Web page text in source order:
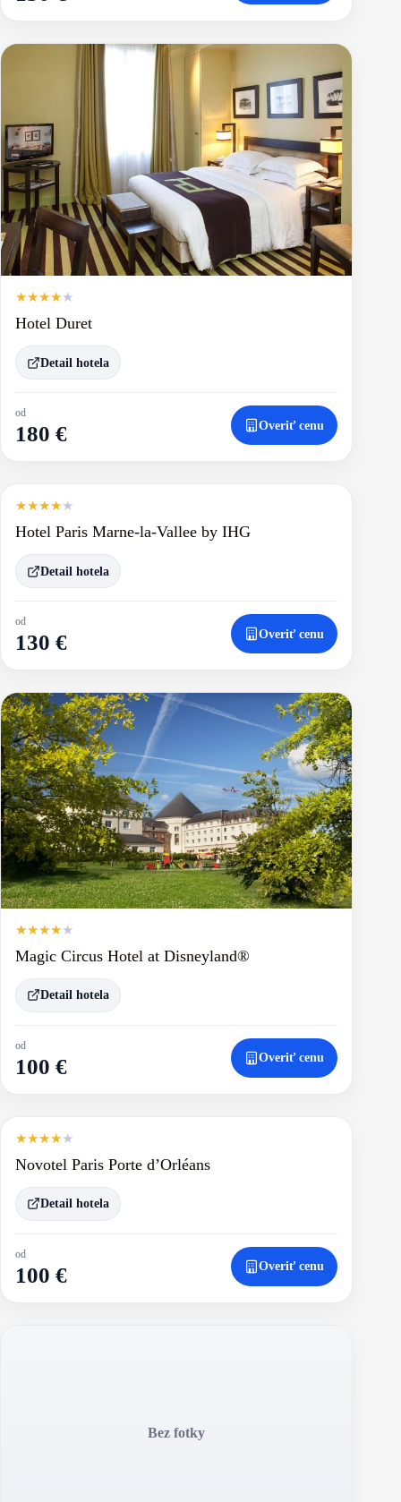
★★★★★
Hotel Duret
Detail hotela
od
180 € Overiť cenu
★★★★★
Hotel Paris Marne-la-Vallee by IHG
Detail hotela
od
130 € Overiť cenu
★★★★★
Magic Circus Hotel at Disneyland®
Detail hotela
od
100 € Overiť cenu
★★★★★
Novotel Paris Porte d’Orléans
Detail hotela
od
100 € Overiť cenu
Bez fotky